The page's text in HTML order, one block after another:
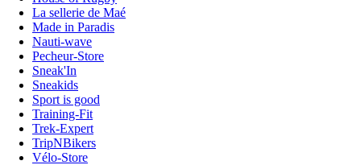
La sellerie de Maé
Made in Paradis
Nauti-wave
Pecheur-Store
Sneak'In
Sneakids
Sport is good
Training-Fit
Trek-Expert
TripNBikers
Vélo-Store